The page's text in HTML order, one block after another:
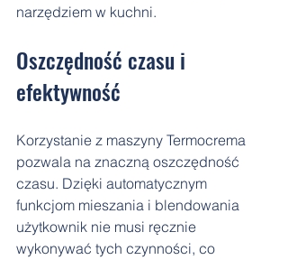
narzędziem w kuchni.
Oszczędność czasu i
efektywność
Korzystanie z maszyny Termocrema
pozwala na znaczną oszczędność
czasu. Dzięki automatycznym
funkcjom mieszania i blendowania
użytkownik nie musi ręcznie
wykonywać tych czynności, co